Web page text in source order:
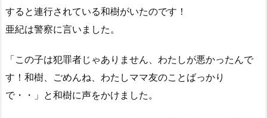
すると連行されている和樹がいたのです！
亜紀は警察に言いました。
「この子は犯罪者じゃありません、わたしが悪かったんで
す！和樹、ごめんね、わたしママ友のことばっかり
で・・」と和樹に声をかけました。